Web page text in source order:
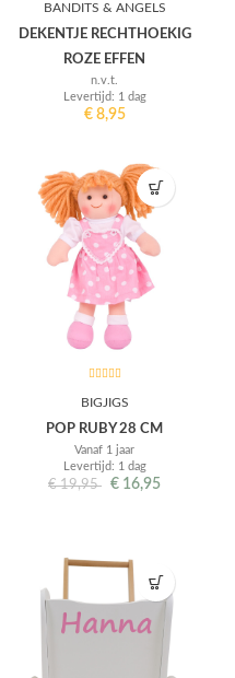
BANDITS & ANGELS
DEKENTJE RECHTHOEKIG
ROZE EFFEN
n.v.t.
Levertijd: 1 dag
€ 8,95
BIGJIGS
POP RUBY 28 CM
Vanaf 1 jaar
Levertijd: 1 dag
€19,95 € 16,95